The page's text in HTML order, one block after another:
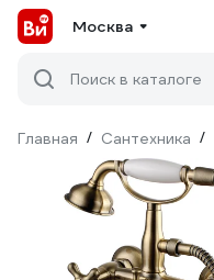
Москва
Поиск в каталоге
Главная / Сантехника /